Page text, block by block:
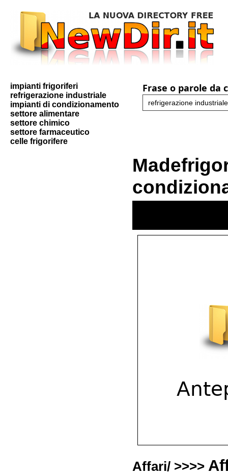
impianti frigoriferi
refrigerazione industriale
impianti di condizionamento
settore alimentare
settore chimico
settore farmaceutico
celle frigorifere
Frase o parole da
Affari/ >>>>